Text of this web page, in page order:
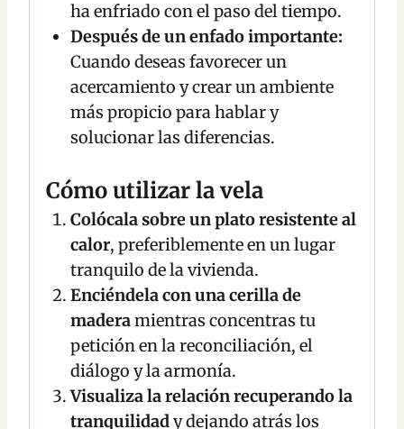
ha enfriado con el paso del tiempo.
Después de un enfado importante:
Cuando deseas favorecer un
acercamiento y crear un ambiente
más propicio para hablar y
solucionar las diferencias.
Cómo utilizar la vela
Colócala sobre un plato resistente al
calor, preferiblemente en un lugar
tranquilo de la vivienda.
Enciéndela con una cerilla de
maderamientras concentras tu
petición en la reconciliación, el
diálogo y la armonía.
Visualiza la relación recuperando la
tranquilidady dejando atrás los